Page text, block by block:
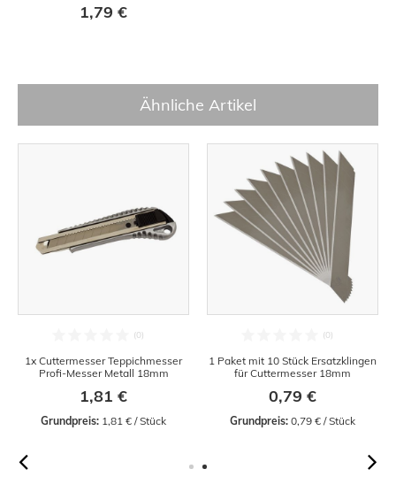
1,79 €
Ähnliche Artikel
1x Cuttermesser Teppichmesser
Profi-Messer Metall 18mm
1,81 €
Grundpreis: 1,81 € / Stück
1 Paket mit 10 Stück Ersatzklingen
für Cuttermesser 18mm
0,79 €
Grundpreis: 0,79 € / Stück